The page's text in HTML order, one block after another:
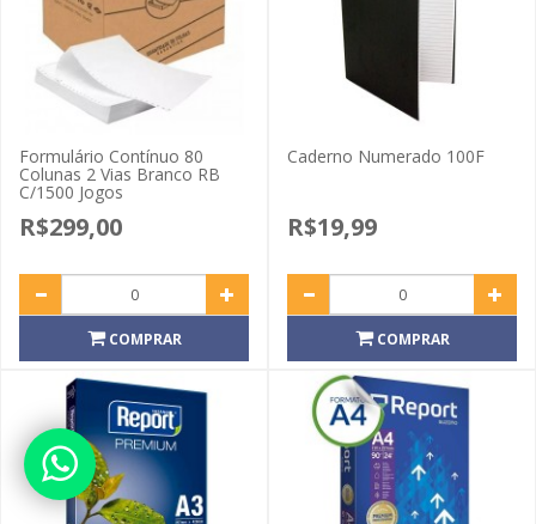
Formulário Contínuo 80
Colunas 2 Vias Branco RB
C/1500 Jogos
R$299,00
COMPRAR
Caderno Numerado 100F
R$19,99
COMPRAR